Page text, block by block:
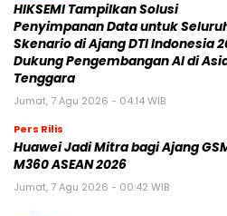
HIKSEMI Tampilkan Solusi
Penyimpanan Data untuk
Skenario di Ajang DTI Indonesia
Dukung Pengembangan AI di
Tenggara
Jumat, 7 Agu 2026 - 04:14 WIB
Pers Rilis
Huawei Jadi Mitra bagi Ajang
M360 ASEAN 2026
Jumat, 7 Agu 2026 - 00:42 WIB